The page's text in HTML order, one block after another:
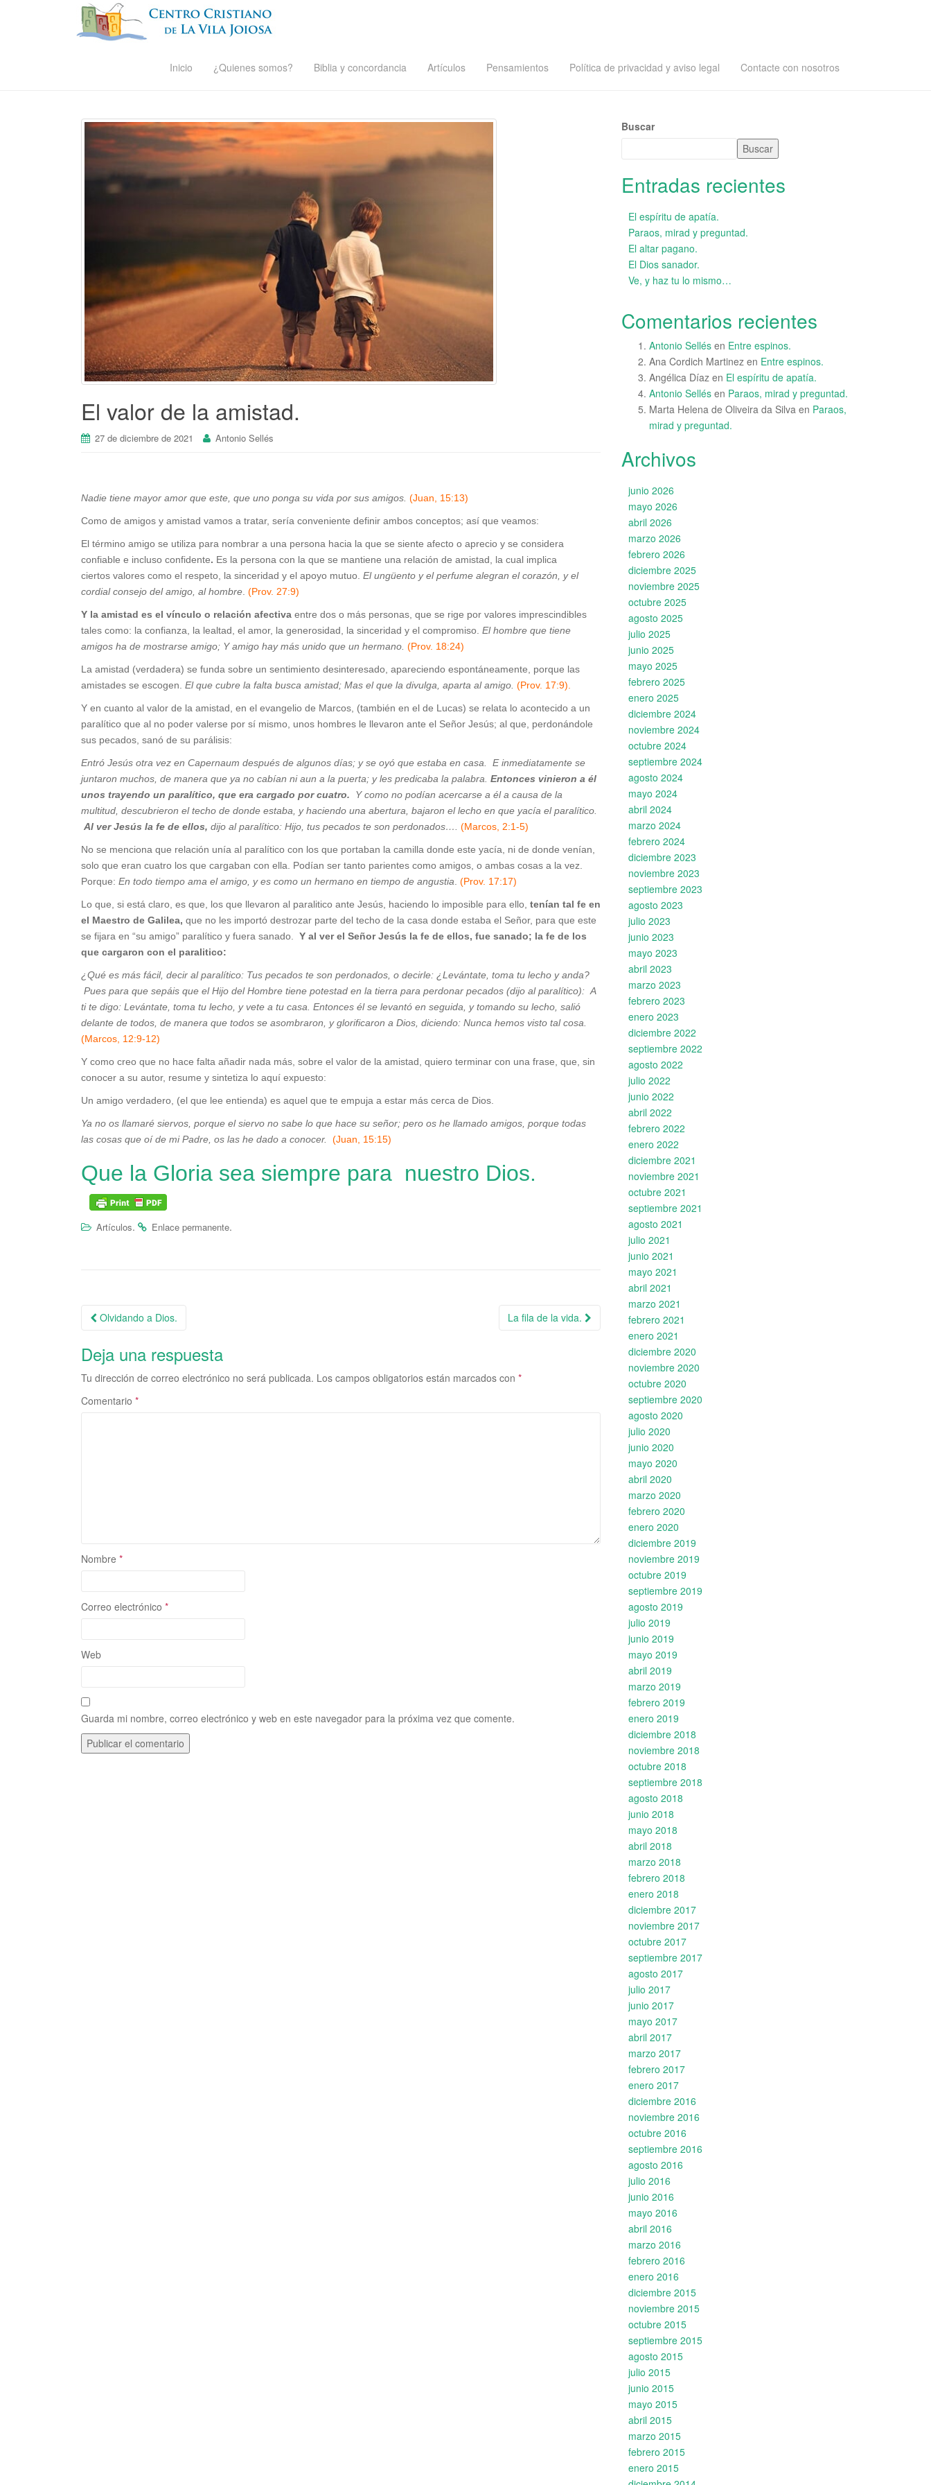
Inicio ¿Quienes somos? Biblia y concordancia Artículos Pensamientos Política de privacidad y aviso legal Contacte con nosotros
El valor de la amistad.
27 de diciembre de 2021 Antonio Sellés
Nadie tiene mayor amor que este, que uno ponga su vida por sus amigos. (Juan, 15:13)
Como de amigos y amistad vamos a tratar, sería conveniente definir ambos conceptos; así que veamos:
El término amigo se utiliza para nombrar a una persona hacia la que se siente afecto o aprecio y se considera
confiable e incluso confidente. Es la persona con la que se mantiene una relación de amistad, la cual implica
ciertos valores como el respeto, la sinceridad y el apoyo mutuo. El ungüento y el perfume alegran el corazón, y el
cordial consejo del amigo, al hombre (Prov. 27:9)
Y la amistad es el vínculo o relación afectiva entre dos o más personas, que se rige por valores imprescindibles
tales como: la confianza, la lealtad, el amor, la generosidad, la sinceridad y el compromiso. El hombre que tiene
amigos ha de mostrarse amigo; Y amigo hay más unido que un hermano. (Prov. 18:24)
La amistad (verdadera) se funda sobre un sentimiento desinteresado, apareciendo espontáneamente, porque las
amistades se escogen. El que cubre la falta busca amistad; Mas el que la divulga, aparta al amigo. (Prov. 17:9).
Y en cuanto al valor de la amistad, en el evangelio de Marcos, (también en el de Lucas) se relata lo acontecido a un
paralítico que al no poder valerse por sí mismo, unos hombres le llevaron ante el Señor Jesús; al que, perdonándole
sus pecados, sanó de su parálisis:
Entró Jesús otra vez en Capernaum después de algunos días; y se oyó que estaba en casa. E inmediatamente se
juntaron muchos, de manera que ya no cabían ni aun a la puerta; y les predicaba la palabra. Entonces vinieron a él
unos trayendo un paralítico, que era cargado por cuatro. Y como no podían acercarse a él a causa de la
multitud, descubrieron el techo de donde estaba, y haciendo una abertura, bajaron el lecho en que yacía el paralítico.
Al ver Jesús la fe de ellos, dijo al paralítico: Hijo, tus pecados te son perdonados…. (Marcos, 2:1-5)
No se menciona que relación unía al paralítico con los que portaban la camilla donde este yacía, ni de donde venían,
solo que eran cuatro los que cargaban con ella. Podían ser tanto parientes como amigos, o ambas cosas a la vez.
Porque: En todo tiempo ama el amigo, y es como un hermano en tiempo de angustia (Prov. 17:17)
Lo que, si está claro, es que, los que llevaron al paralitico ante Jesús, haciendo lo imposible para ello, tenían tal fe en
el Maestro de Galilea, que no les importó destrozar parte del techo de la casa donde estaba el Señor, para que este
se fijara en “su amigo” paralítico y fuera sanado. Y al ver el Señor Jesús la fe de ellos, fue sanado; la fe de los
que cargaron con el paralitico:
¿Qué es más fácil, decir al paralítico: Tus pecados te son perdonados, o decirle: ¿Levántate, toma tu lecho y anda?
Pues para que sepáis que el Hijo del Hombre tiene potestad en la tierra para perdonar pecados (dijo al paralítico): A
ti te digo: Levántate, toma tu lecho, y vete a tu casa. Entonces él se levantó en seguida, y tomando su lecho, salió
delante de todos, de manera que todos se asombraron, y glorificaron a Dios, diciendo: Nunca hemos visto tal cosa.
(Marcos, 12:9-12)
Y como creo que no hace falta añadir nada más, sobre el valor de la amistad, quiero terminar con una frase, que, sin
conocer a su autor, resume y sintetiza lo aquí expuesto:
Un amigo verdadero, (el que lee entienda) es aquel que te empuja a estar más cerca de Dios.
Ya no os llamaré siervos, porque el siervo no sabe lo que hace su señor; pero os he llamado amigos, porque todas
las cosas que oí de mi Padre, os las he dado a conocer.
(Juan, 15:15)
Que la Gloria sea siempre para nuestro Dios.
Artículos. Enlace permanente.
Navegación de la entrada
Olvidando a Dios. La fila de la vida.
Deja una respuesta
Tu dirección de correo electrónico no será publicada. Los campos obligatorios están marcados con *
Comentario *
Nombre *
Correo electrónico *
Web
Guarda mi nombre, correo electrónico y web en este navegador para la próxima vez que comente.
Buscar
Buscar
Entradas recientes
El espíritu de apatía.
Paraos, mirad y preguntad.
El altar pagano.
El Dios sanador.
Ve, y haz tu lo mismo…
Comentarios recientes
Antonio Sellés en Entre espinos.
Ana Cordich Martinez en Entre espinos.
Angélica Díaz en El espíritu de apatía.
Antonio Sellés en Paraos, mirad y preguntad.
Marta Helena de Oliveira da Silva en Paraos,
mirad y preguntad.
Archivos
junio 2026
mayo 2026
abril 2026
marzo 2026
febrero 2026
diciembre 2025
noviembre 2025
octubre 2025
agosto 2025
julio 2025
junio 2025
mayo 2025
febrero 2025
enero 2025
diciembre 2024
noviembre 2024
octubre 2024
septiembre 2024
agosto 2024
mayo 2024
abril 2024
marzo 2024
febrero 2024
diciembre 2023
noviembre 2023
septiembre 2023
agosto 2023
julio 2023
junio 2023
mayo 2023
abril 2023
marzo 2023
febrero 2023
enero 2023
diciembre 2022
septiembre 2022
agosto 2022
julio 2022
junio 2022
abril 2022
febrero 2022
enero 2022
diciembre 2021
noviembre 2021
octubre 2021
septiembre 2021
agosto 2021
julio 2021
junio 2021
mayo 2021
abril 2021
marzo 2021
febrero 2021
enero 2021
diciembre 2020
noviembre 2020
octubre 2020
septiembre 2020
agosto 2020
julio 2020
junio 2020
mayo 2020
abril 2020
marzo 2020
febrero 2020
enero 2020
diciembre 2019
noviembre 2019
octubre 2019
septiembre 2019
agosto 2019
julio 2019
junio 2019
mayo 2019
abril 2019
marzo 2019
febrero 2019
enero 2019
diciembre 2018
noviembre 2018
octubre 2018
septiembre 2018
agosto 2018
junio 2018
mayo 2018
abril 2018
marzo 2018
febrero 2018
enero 2018
diciembre 2017
noviembre 2017
octubre 2017
septiembre 2017
agosto 2017
julio 2017
junio 2017
mayo 2017
abril 2017
marzo 2017
febrero 2017
enero 2017
diciembre 2016
noviembre 2016
octubre 2016
septiembre 2016
agosto 2016
julio 2016
junio 2016
mayo 2016
abril 2016
marzo 2016
febrero 2016
enero 2016
diciembre 2015
noviembre 2015
octubre 2015
septiembre 2015
agosto 2015
julio 2015
junio 2015
mayo 2015
abril 2015
marzo 2015
febrero 2015
enero 2015